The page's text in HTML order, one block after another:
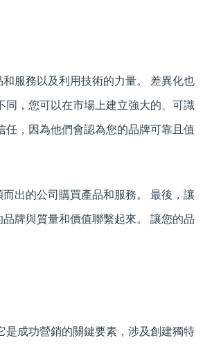
服務以及利用技術的力量。 差異化也
，您可以在市場上建立強大的、可識
，因為他們會認為您的品牌可靠且值
出的公司購買產品和服務。 最後，讓
牌與質量和價值聯繫起來。 讓您的品
成功營銷的關鍵要素，涉及創建獨特